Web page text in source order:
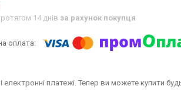
14 днів за рахунок покупця
електронні платежі. Тепер ви можете купити